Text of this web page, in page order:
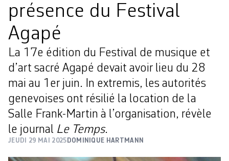
présence du Festival
Agapé
La 17e édition du Festival de musique et
d’art sacré Agapé devait avoir lieu du 28
mai au 1er juin. In extremis, les autorités
genevoises ont résilié la location de la
Salle Frank-Martin à l’organisation, révèle
le journal Le Temps.
JEUDI 29 MAI 2025 DOMINIQUE HARTMANN